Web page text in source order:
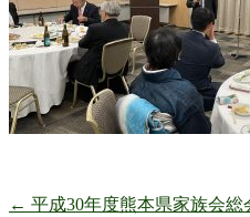
← 平成30年度熊本県家族会総